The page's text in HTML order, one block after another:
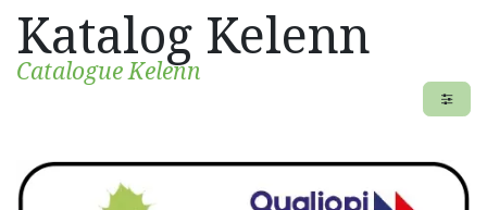
Katalog Kelenn
Catalogue Kelenn